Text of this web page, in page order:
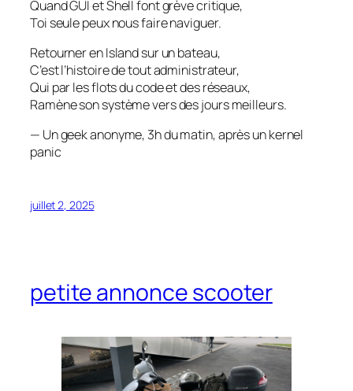
Quand GUI et Shell font grève critique,
Toi seule peux nous faire naviguer.
Retourner en Island sur un bateau,
C’est l’histoire de tout administrateur,
Qui par les flots du code et des réseaux,
Ramène son système vers des jours meilleurs.
— Un geek anonyme, 3h du matin, après un kernel
panic
juillet 2, 2025
petite annonce scooter